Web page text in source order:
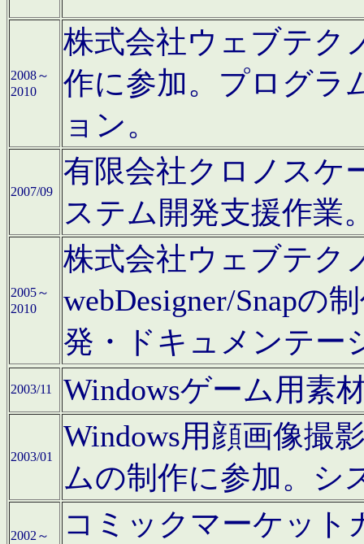
2008～
2010
株式会社ウェブテク
作に参加。プログラ
ョン。
2007/09
有限会社クロノスケ
ステム開発支援作業
2005～
2010
株式会社ウェブテク
webDesigner/Snapの
発・ドキュメンテー
2003/11 Windowsゲーム用素
2003/01
Windows用顔画像撮
ムの制作に参加。シ
2002～
コミックマーケット